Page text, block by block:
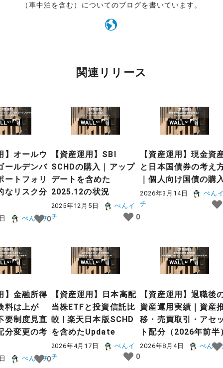
（車中泊を含む）についてのブログを書いています。
関連リリース
】オールウ
ールデンバ
ートフォリ
なリスク分
ぺんイチ0
【資産運用】SBI
SCHDの購入｜アップ
デートを含めた
2025.12の状況
2025年12月5日
ぺんイ
チ
0
【資産運用】現金資
と日本国債券の考え
｜個人向け国債の購
2026年3月14日
ぺんイ
チ
】金融所得
料は上が
要制度見直
分変更の考
ぺんイチ0
【資産運用】日本高配
当株ETFと投資信託比
較 | 楽天日本版SCHD
を含めたUpdate
2026年4月17日
ぺんイ
チ
0
【資産運用】退職後
資産運用実績｜資産
移・売買取引・アセッ
ト配分（2026年前半
2026年8月4日 ぺんイ